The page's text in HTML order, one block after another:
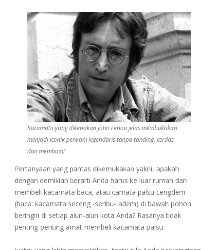
Kacamata yang dikenakan John Lenon jelas membuktikan
menjadi iconik penyani legendaris tanpa tanding, cerdas
dan membumi
Pertanyaan yang pantas dikemukakan yakni, apakah
dengan demikian berarti Anda harus ke luar rumah dan
membeli kacamata baca, atau camata palsu cengdem
(baca: kacamata seceng -seribu- adem) di bawah pohon
beringin di setiap alun-alun kota Anda? Rasanya tidak
penting-penting amat membeli kacamata palsu.